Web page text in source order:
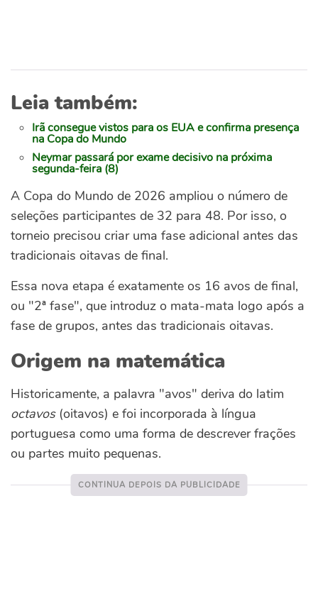
Leia também:
Irã consegue vistos para os EUA e confirma presença
na Copa do Mundo
Neymar passará por exame decisivo na próxima
segunda-feira (8)
A Copa do Mundo de 2026 ampliou o número de
seleções participantes de 32 para 48. Por isso, o
torneio precisou criar uma fase adicional antes das
tradicionais oitavas de final.
Essa nova etapa é exatamente os 16 avos de final,
ou "2ª fase", que introduz o mata-mata logo após a
fase de grupos, antes das tradicionais oitavas.
Origem na matemática
Historicamente, a palavra "avos" deriva do latim
octavos(oitavos) e foi incorporada à língua
portuguesa como uma forma de descrever frações
ou partes muito pequenas.